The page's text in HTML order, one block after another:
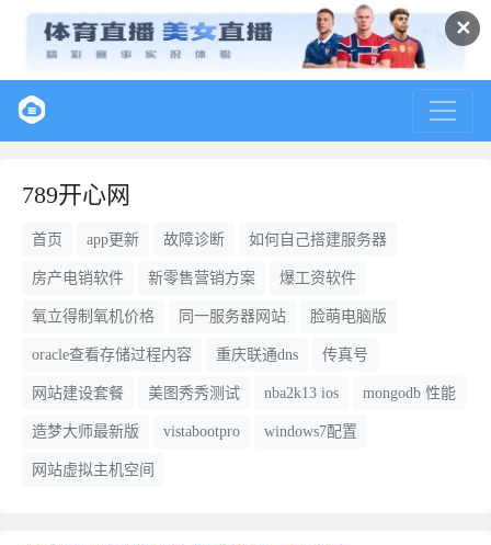
✕
789开心网
首页 app更新 故障诊断 如何自己搭建服务器
房产电销软件 新零售营销方案 爆工资软件
氧立得制氧机价格 同一服务器网站 脸萌电脑版
oracle查看存储过程内容 重庆联通dns 传真号
网站建设套餐 美图秀秀测试 nba2k13 ios mongodb 性能
造梦大师最新版 vistabootpro windows7配置
网站虚拟主机空间